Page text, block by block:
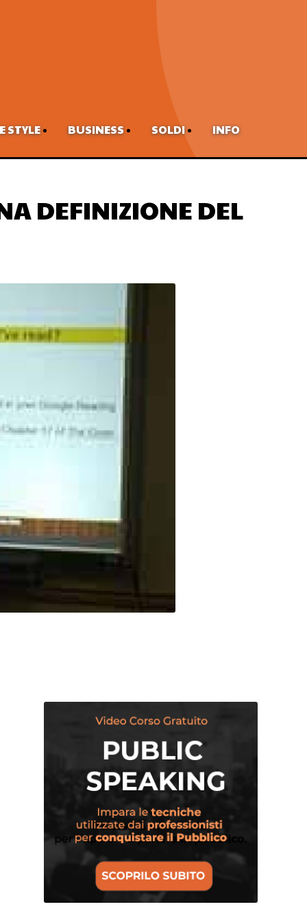
STYLE BUSINESS SOLDI INFO
DEFINIZIONE DEL